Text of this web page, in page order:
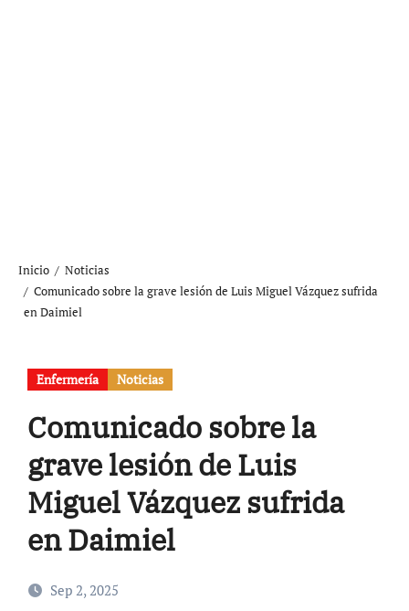
Inicio
Noticias
Comunicado sobre la grave lesión de Luis Miguel Vázquez sufrida
en Daimiel
Enfermería Noticias
Comunicado sobre la
grave lesión de Luis
Miguel Vázquez sufrida
en Daimiel
Sep 2, 2025